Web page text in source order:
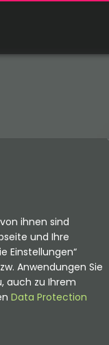
ihnen sind
und Ihre
Einstellungen“
Anwendungen Sie
auch zu Ihrem
Data Protection